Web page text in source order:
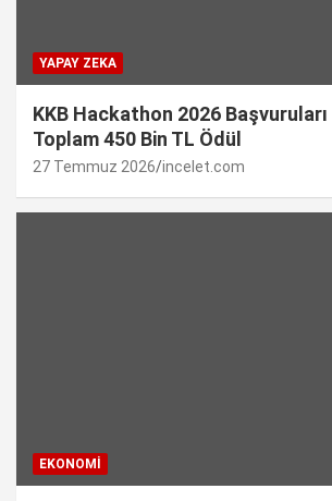
YAPAY ZEKA
KKB Hackathon 2026 Başvuruları
Toplam 450 Bin TL Ödül
27 Temmuz 2026 incelet.com
EKONOMI